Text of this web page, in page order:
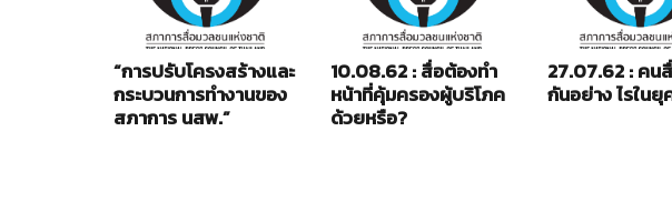
“การปรับโครงสร้างและ
กระบวนการทำงานของ
สภาการ นสพ.”
10.08.62 : สื่อต้องทำ
หน้าที่คุ้มครองผู้บริโภค
ด้วยหรือ?
27.07.62 : คน
กันอย่าง ไรใน